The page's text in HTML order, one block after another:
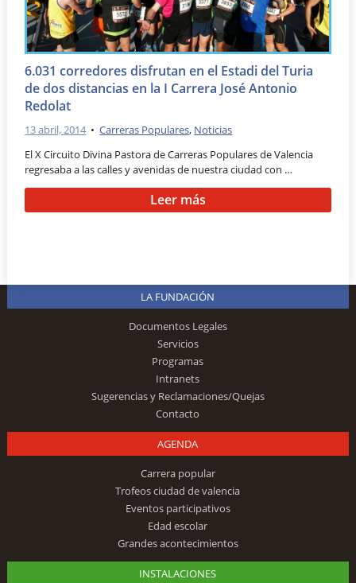
6.031 corredores disfrutan en el Estadi del Turia
de dos distancias en la I Carrera José Antonio
Redolat
13 abril, 2014 •Carreras Populares, Noticias
El X Circuito Divina Pastora de Carreras Populares de Valencia
regresaba a las calles y avenidas de nuestra ciudad con …
Leer más
LA FUNDACIÓN
Documentos Legales
Servicios
Programas
Intranets
Sugerencias y Reclamaciones/Quejas
Contacto
AGENDA
Carrera popular
Trofeos ciudad de valencia
Eventos participativos
Edad escolar
Grandes acontecimientos
INSTALACIONES